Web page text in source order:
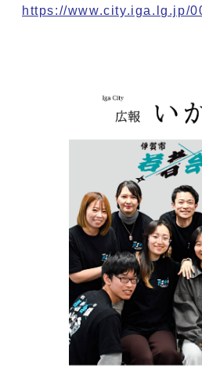
https://www.city.iga.lg.jp/